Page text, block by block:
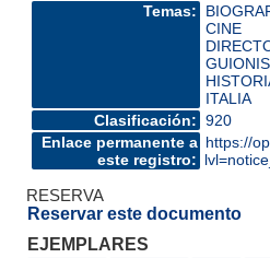
Temas:
CINE
ITALIA
Clasificación: 920
Enlace permanente a
este registro:
https://
RESERVA
Reservar este documento
EJEMPLARES